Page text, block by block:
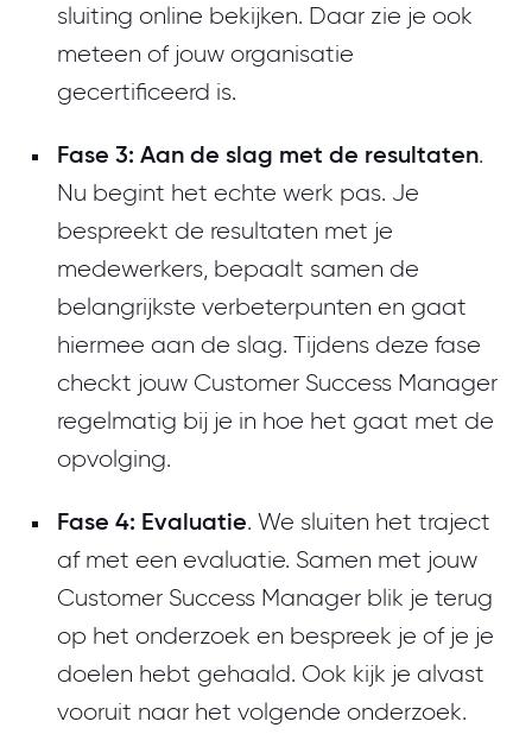
sluiting online bekijken. Daar zie je ook
meteen of jouw organisatie
gecertificeerd is.
Fase 3: Aan de slag met de resultaten.
Nu begint het echte werk pas. Je
bespreekt de resultaten met je
medewerkers, bepaalt samen de
belangrijkste verbeterpunten en gaat
hiermee aan de slag. Tijdens deze fase
checkt jouw Customer Success Manager
regelmatig bij je in hoe het gaat met de
opvolging.
Fase 4: Evaluatie. We sluiten het traject
af met een evaluatie. Samen met jouw
Customer Success Manager blik je terug
op het onderzoek en bespreek je of je je
doelen hebt gehaald. Ook kijk je alvast
vooruit naar het volgende onderzoek.